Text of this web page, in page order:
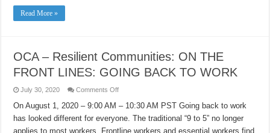
Read More »
OCA – Resilient Communities: ON THE
FRONT LINES: GOING BACK TO WORK
July 30, 2020 Comments Offon
Resilient
Communities:
On August 1, 2020 – 9:00 AM – 10:30 AM PST Going back to work
has looked different for everyone. The traditional “9 to 5” no longer
applies to most workers. Frontline workers and essential workers find